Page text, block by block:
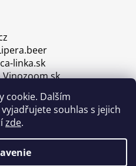
cookie. Dalším
souhlas s jejich
zde.
linka.sk